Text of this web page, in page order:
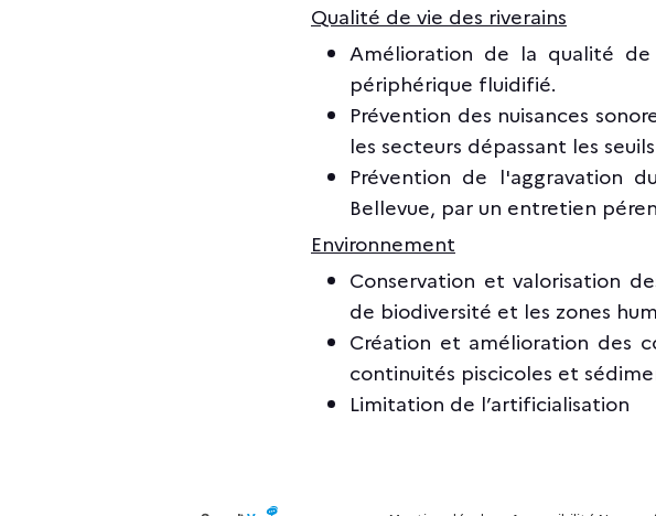
Qualité de vie des riverains
Amélioration de la qualité
périphérique fluidifié.
Prévention des nuisances
les secteurs dépassant les
Prévention de l'aggravation
Bellevue, par un entretien
Environnement
Conservation et valorisation
de biodiversité et les zones
Création et amélioration des
continuités piscicoles et
Limitation de l’artificialisation